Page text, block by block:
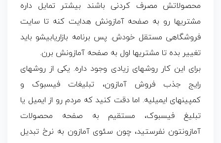
محصولاتش مصرف کردنی باشند بیشتر تمایل داره
مشتریها رو به صفحه آمازونش هدایت کنه تا سایت
فروشگاهی مستقل خودش. پس برنامه بازاریابیشو باید
تغییر بده تا مشتریها اول به صفحه آمازونش برن.
برای این کار روشهای زیادی وجود داره. یکی از روشهای
رایج جذب فروش آمازون، تبلیغات فیسبوک و
کمپینهای ایمیلیه. اما دقت کنید که مردم رو از ایمیل یا
تبلیغ فیسبوک، مستقیم به صفحه محصولات
آمازونتون نفرستید، چون سئوی آمازون به نرخ تبدیل